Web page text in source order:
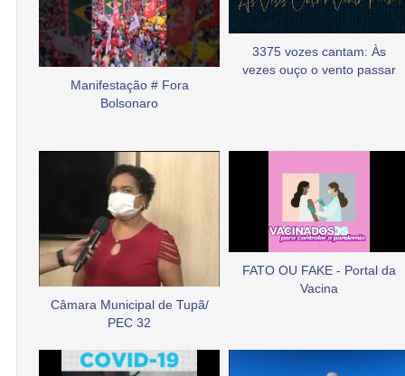
Manifestação # Fora
Bolsonaro
3375 vozes cantam: Às
vezes ouço o vento passar
Câmara Municipal de Tupã/
PEC 32
FATO OU FAKE - Portal da
Vacina